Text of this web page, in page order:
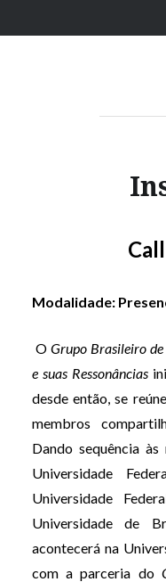
paraLyra
Modalidade: P
O Grupo Brasileiro
e suas Ressonâncias
desde então, se
membros
Dando sequência
Universidade
Universidade
Universidade de
acontecerá na
com a parceria do